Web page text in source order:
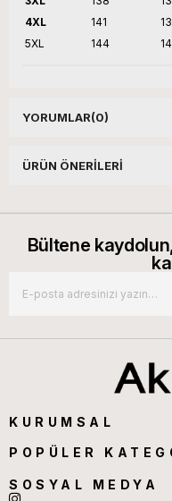
4XL
141
5XL
144
YORUMLAR(0)
ÜRÜN ÖNERILERI
Bültene
KURUMSAL
POPÜLER
SOSYAL MEDYA